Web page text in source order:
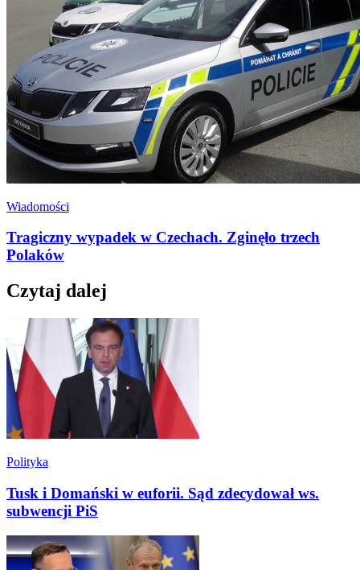
Wiadomości
Tragiczny wypadek w Czechach. Zginęło trzech
Polaków
Czytaj dalej
Polityka
Tusk i Domański w euforii. Sąd zdecydował ws.
subwencji PiS